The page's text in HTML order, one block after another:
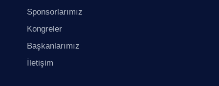
Sponsorlarımız
Kongreler
Başkanlarımız
İletişim